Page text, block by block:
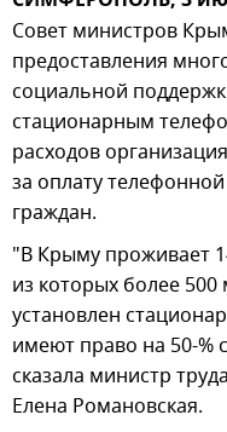
Совет министров
предоставления
социальной
стационарным
расходов
за оплату
граждан.
"В Крыму проживает
из которых более
установлен
имеют право на 50-%
сказала министр
Елена Романовская.